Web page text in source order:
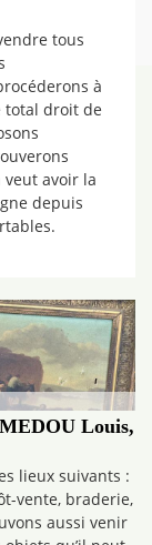
tous
à
total droit de
veut avoir la
depuis
Louis,
lieux suivants :
vente, braderie,
aussi venir